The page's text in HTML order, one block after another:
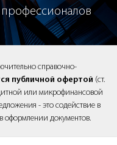
справочно-
публичной офертой (ст.
или микрофинансовой
- это содействие в
оформлении документов.